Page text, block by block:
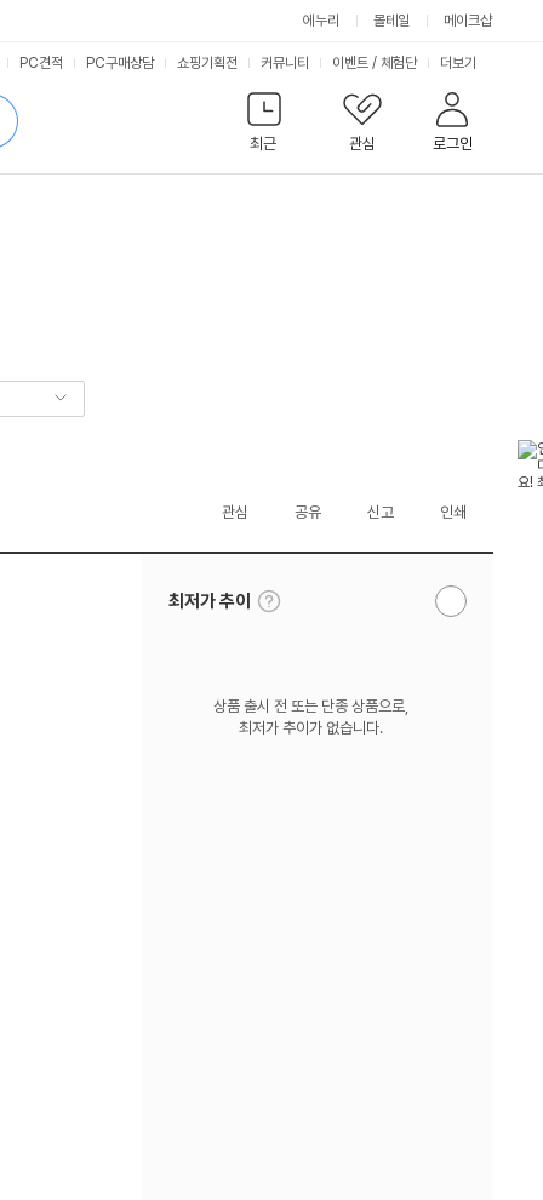
에누리 몰테일 메이크샵
최근
관심 로그인
PC견적 PC구매상담 쇼핑기획전 커뮤니티 이벤트 / 체험단 서
비
스
더보기
관심 공유 신고 인쇄
최저가 추이
툴
팁
알
상품 출시 전 또는 단종 상품으로,
최저가 추이가 없습니다.